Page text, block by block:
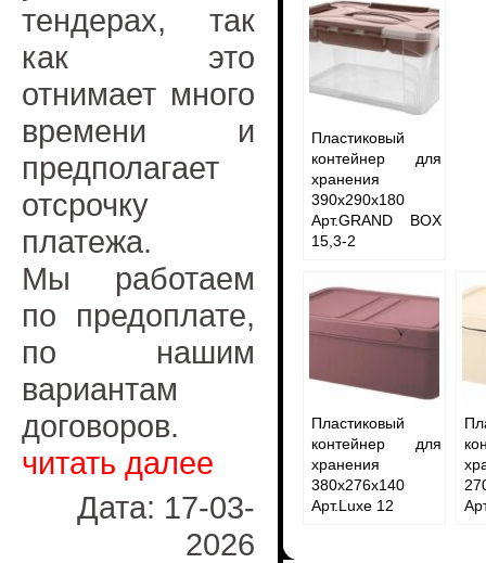
тендерах, так
как это
отнимает много
времени и
предполагает
отсрочку
платежа.
Мы работаем
по предоплате,
по нашим
вариантам
договоров.
читать далее
Дата: 17-03-
2026
Пластиковый
контейнер для
хранения
390х290х180
Арт.GRAND BOX
15,3-2
Пластиковый
контейнер для
хранения
380х276х140
Арт.Luxe 12